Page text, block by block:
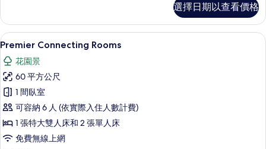
相
片
客
房
的
情
選擇日期以查看價格
顯
示
Premier
Connecting
Rooms
的
所
有
高級寢具、迷你吧、客房內保險箱、書
3
Premier Connecting Rooms
花園景
60 平方公尺
1 間臥室
可容納 6 人 (依實際入住人數計費)
1 張特大雙人床和 2 張單人床
免費無線上網